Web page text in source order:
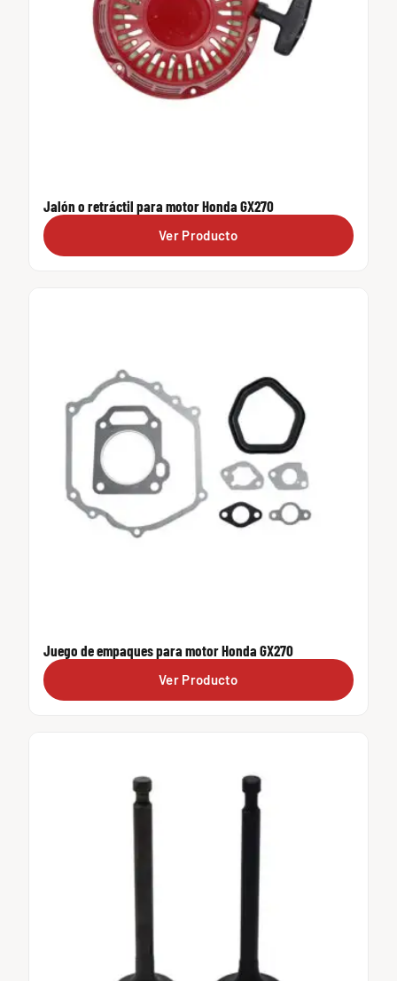
Jalón o retráctil para motor Honda GX270
Ver Producto
Juego de empaques para motor Honda GX270
Ver Producto